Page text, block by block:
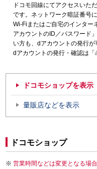
ドコモ回線にてアクセスいた
です。ネットワーク暗証番号
Wi-Fiまたはご自宅のインター
アカウントのID／パスワード
い方も、dアカウントの発行が
dアカウントの発行・確認は「
ドコモショップを表示
量販店などを表示
ドコモショップ
営業時間などは変更となる場